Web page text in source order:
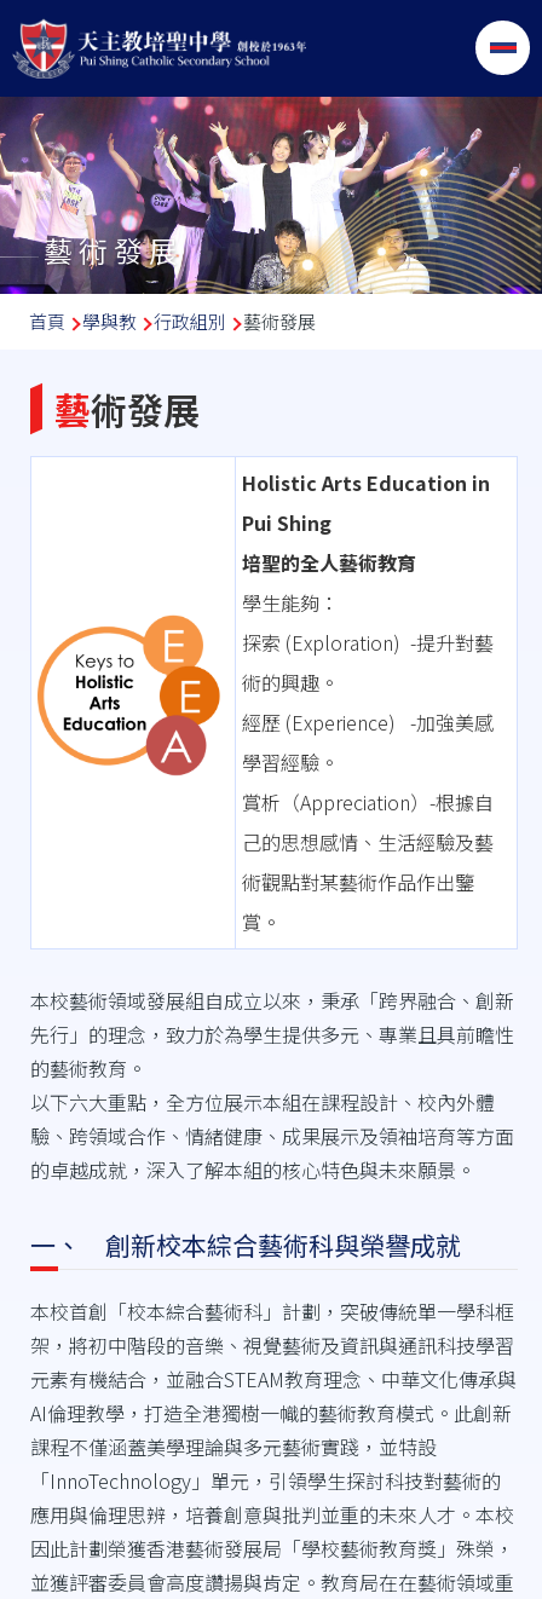
移至主內容
藝術發展
導
連
結
首頁 學與教 行政組別 藝術發展
藝術發展
Holistic Arts Education in
Pui Shing
培聖的全人藝術教育
學生能夠：
探索 (Exploration) -提升對藝
術的興趣。
經歷 (Experience) -加強美感
學習經驗。
賞析（Appreciation）-根據自
己的思想感情、生活經驗及藝
術觀點對某藝術作品作出鑒
賞。
本校藝術領域發展組自成立以來，秉承「跨界融合、創新
先行」的理念，致力於為學生提供多元、專業且具前瞻性
的藝術教育。
以下六大重點，全方位展示本組在課程設計、校內外體
驗、跨領域合作、情緒健康、成果展示及領袖培育等方面
的卓越成就，深入了解本組的核心特色與未來願景。
一、 創新校本綜合藝術科與榮譽成就
本校首創「校本綜合藝術科」計劃，突破傳統單一學科框
架，將初中階段的音樂、視覺藝術及資訊與通訊科技學習
元素有機結合，並融合STEAM教育理念、中華文化傳承與
AI倫理教學，打造全港獨樹一幟的藝術教育模式。此創新
課程不僅涵蓋美學理論與多元藝術實踐，並特設
「InnoTechnology」單元，引領學生探討科技對藝術的
應用與倫理思辨，培養創意與批判並重的未來人才。本校
因此計劃榮獲香港藝術發展局「學校藝術教育獎」殊榮，
並獲評審委員會高度讚揚與肯定。教育局在在藝術領域重